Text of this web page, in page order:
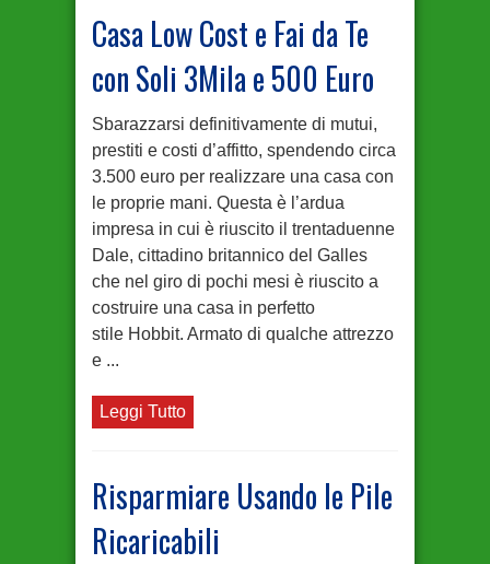
Casa Low Cost e Fai da Te
con Soli 3Mila e 500 Euro
Sbarazzarsi definitivamente di mutui,
prestiti e costi d’affitto, spendendo circa
3.500 euro per realizzare una casa con
le proprie mani. Questa è l’ardua
impresa in cui è riuscito il trentaduenne
Dale, cittadino britannico del Galles
che nel giro di pochi mesi è riuscito a
costruire una casa in perfetto
stile Hobbit. Armato di qualche attrezzo
e ...
Leggi Tutto
Risparmiare Usando le Pile
Ricaricabili